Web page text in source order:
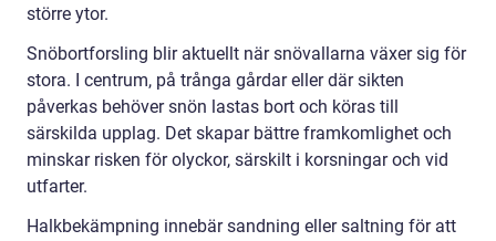
större ytor.
Snöbortforsling blir aktuellt när snövallarna växer sig för
stora. I centrum, på trånga gårdar eller där sikten
påverkas behöver snön lastas bort och köras till
särskilda upplag. Det skapar bättre framkomlighet och
minskar risken för olyckor, särskilt i korsningar och vid
utfarter.
Halkbekämpning innebär sandning eller saltning för att